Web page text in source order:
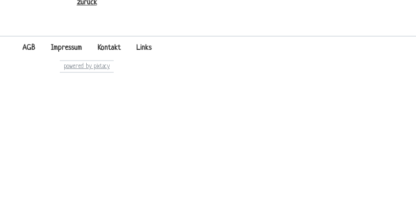
zurück
AGB Impressum Kontakt Links
powered by pixtacy